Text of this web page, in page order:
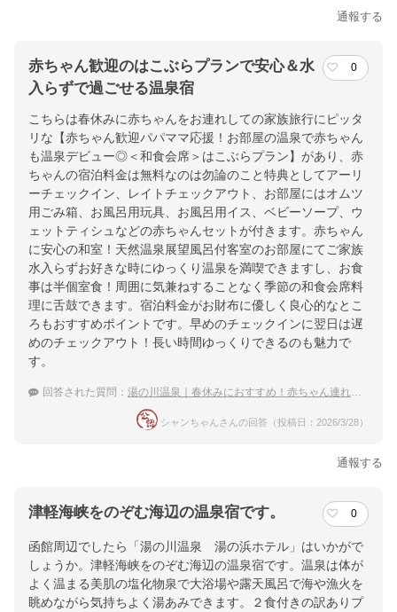
通報する
赤ちゃん歓迎のはこぶらプランで安心＆水
入らずで過ごせる温泉宿
0
こちらは春休みに赤ちゃんをお連れしての家族旅行にピッタ
リな【赤ちゃん歓迎パパママ応援！お部屋の温泉で赤ちゃん
も温泉デビュー◎＜和食会席＞はこぶらプラン】があり、赤
ちゃんの宿泊料金は無料なのは勿論のこと特典としてアーリ
ーチェックイン、レイトチェックアウト、お部屋にはオムツ
用ごみ箱、お風呂用玩具、お風呂用イス、ベビーソープ、ウ
ェットティシュなどの赤ちゃんセットが付きます。赤ちゃん
に安心の和室！天然温泉展望風呂付客室のお部屋にてご家族
水入らずお好きな時にゆっくり温泉を満喫できますし、お食
事は半個室食！周囲に気兼ねすることなく季節の和食会席料
理に舌鼓できます。宿泊料金がお財布に優しく良心的なとこ
ろもおすすめポイントです。早めのチェックインに翌日は遅
めのチェックアウト！長い時間ゆっくりできるのも魅力で
す。
回答された質問： 湯の川温泉｜春休みにおすすめ！赤ちゃん連れでも泊まりやすい宿は？
シャンちゃんさんの回答（投稿日：2026/3/28）
通報する
津軽海峡をのぞむ海辺の温泉宿です。 0
函館周辺でしたら「湯の川温泉 湯の浜ホテル」はいかがで
しょうか。津軽海峡をのぞむ海辺の温泉宿です。温泉は体が
よく温まる美肌の塩化物泉で大浴場や露天風呂で海や漁火を
眺めながら気持ちよく湯あみできます。２食付きの訳ありプ